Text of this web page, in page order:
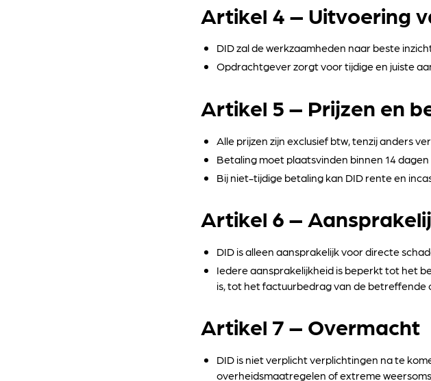
Artikel 4 – Uitvoering
DID zal de werkzaamheden naar beste
Opdrachtgever zorgt voor tijdige en juiste
Artikel 5 – Prijzen en
Alle prijzen zijn exclusief btw, tenzij anders
Betaling moet plaatsvinden binnen 14
Bij niet-tijdige betaling kan DID rente en
Artikel 6 –
DID is alleen aansprakelijk voor directe
Iedere aansprakelijkheid is beperkt tot het
is, tot het factuurbedrag van de betreffende
Artikel 7 – Overmacht
DID is niet verplicht verplichtingen na te
overheidsmaatregelen of extreme